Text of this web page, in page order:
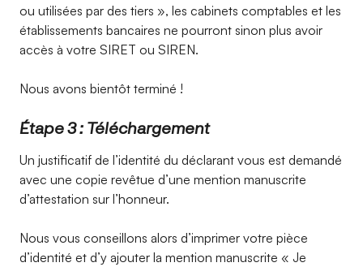
ou utilisées par des tiers », les cabinets comptables et les
établissements bancaires ne pourront sinon plus avoir
accès à votre SIRET ou SIREN.
Nous avons bientôt terminé !
Étape 3 : Téléchargement
Un justificatif de l’identité du déclarant vous est demandé
avec une copie revêtue d’une mention manuscrite
d’attestation sur l’honneur.
Nous vous conseillons alors d’imprimer votre pièce
d’identité et d’y ajouter la mention manuscrite « Je